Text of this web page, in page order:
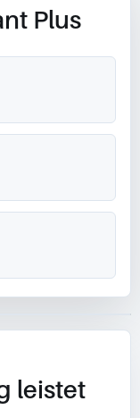
Plus
leistet